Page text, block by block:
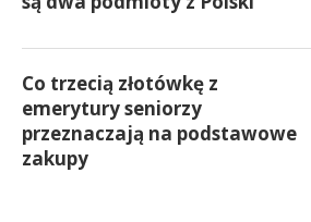
Co trzecią złotówkę z
emerytury seniorzy
przeznaczają na podstawowe
zakupy